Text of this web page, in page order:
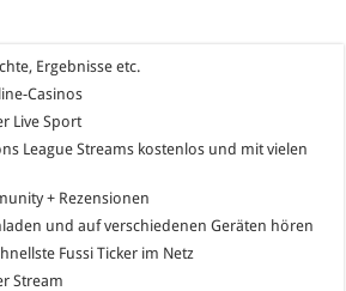
Ergebnisse etc.
Casinos
Live Sport
League Streams kostenlos und mit vielen
+ Rezensionen
und auf verschiedenen Geräten hören
Fussi Ticker im Netz
Stream